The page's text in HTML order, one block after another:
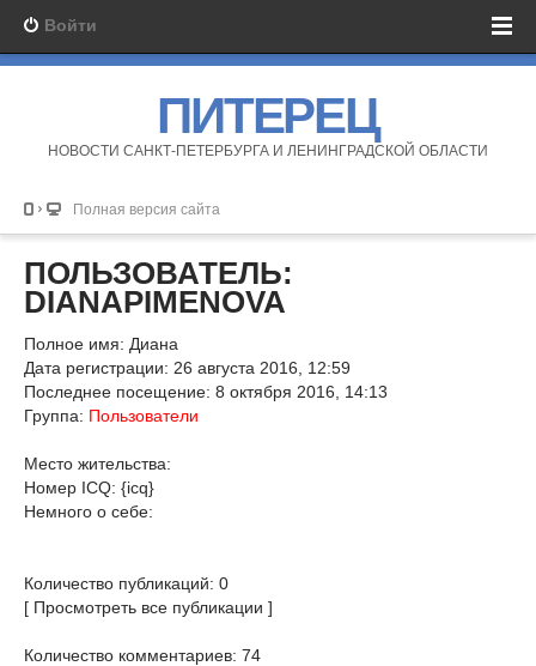
Войти
ПИТЕРЕЦ
НОВОСТИ САНКТ-ПЕТЕРБУРГА И ЛЕНИНГРАДСКОЙ ОБЛАСТИ
Полная версия сайта
ПОЛЬЗОВАТЕЛЬ:
DIANAPIMENOVA
Полное имя: Диана
Дата регистрации: 26 августа 2016, 12:59
Последнее посещение: 8 октября 2016, 14:13
Группа: Пользователи
Место жительства:
Номер ICQ: {icq}
Немного о себе:
Количество публикаций: 0
[ Просмотреть все публикации ]
Количество комментариев: 74